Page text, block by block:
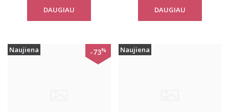
DAUGIAU DAUGIAU
Naujiena -73% Naujiena